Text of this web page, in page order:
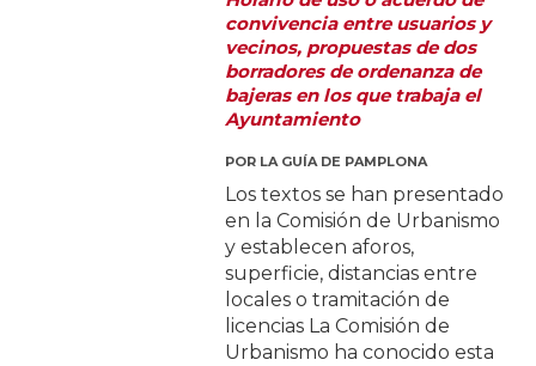
convivencia entre usuarios y
vecinos, propuestas de dos
borradores de ordenanza de
bajeras en los que trabaja el
Ayuntamiento
POR LA GUÍA DE PAMPLONA
Los textos se han presentado
en la Comisión de Urbanismo
y establecen aforos,
superficie, distancias entre
locales o tramitación de
licencias La Comisión de
Urbanismo ha conocido esta